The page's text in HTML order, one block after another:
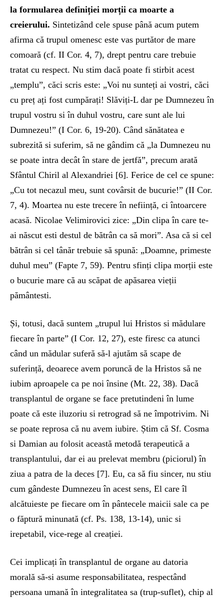
la formularea definiției morții ca moarte a
creierului. Sintetizând cele spuse până acum putem
afirma că trupul omenesc este vas purtător de mare
comoară (cf. II Cor. 4, 7), drept pentru care trebuie
tratat cu respect. Nu stim dacă poate fi stirbit acest
„templu”, căci scris este: „Voi nu sunteți ai vostri, căci
cu preț ați fost cumpărați! Slăviți-L dar pe Dumnezeu în
trupul vostru si în duhul vostru, care sunt ale lui
Dumnezeu!” (I Cor. 6, 19-20). Când sănătatea e
subrezită si suferim, să ne gândim că „la Dumnezeu nu
se poate intra decât în stare de jertfă”, precum arată
Sfântul Chiril al Alexandriei [6]. Ferice de cel ce spune:
„Cu tot necazul meu, sunt covârsit de bucurie!” (II Cor.
7, 4). Moartea nu este trecere în neființă, ci întoarcere
acasă. Nicolae Velimirovici zice: „Din clipa în care te-
ai născut esti destul de bătrân ca să mori”. Asa că si cel
bătrân si cel tânăr trebuie să spună: „Doamne, primeste
duhul meu” (Fapte 7, 59). Pentru sfinți clipa morții este
o bucurie mare că au scăpat de apăsarea vieții
pământesti.
Și, totusi, dacă suntem „trupul lui Hristos si mădulare
fiecare în parte” (I Cor. 12, 27), este firesc ca atunci
când un mădular suferă să-l ajutăm să scape de
suferință, deoarece avem poruncă de la Hristos să ne
iubim aproapele ca pe noi însine (Mt. 22, 38). Dacă
transplantul de organe se face pretutindeni în lume
poate că este iluzoriu si retrograd să ne împotrivim. Ni
se poate reprosa că nu avem iubire. Știm că Sf. Cosma
si Damian au folosit această metodă terapeutică a
transplantului, dar ei au prelevat membru (piciorul) în
ziua a patra de la deces [7]. Eu, ca să fiu sincer, nu stiu
cum gândeste Dumnezeu în acest sens, El care îl
alcătuieste pe fiecare om în pântecele maicii sale ca pe
o făptură minunată (cf. Ps. 138, 13-14), unic si
irepetabil, vice-rege al creației.
Cei implicați în transplantul de organe au datoria
morală să-si asume responsabilitatea, respectând
persoana umană în integralitatea sa (trup-suflet), chip al